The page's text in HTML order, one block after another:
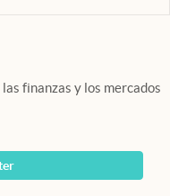
finanzas y los mercados